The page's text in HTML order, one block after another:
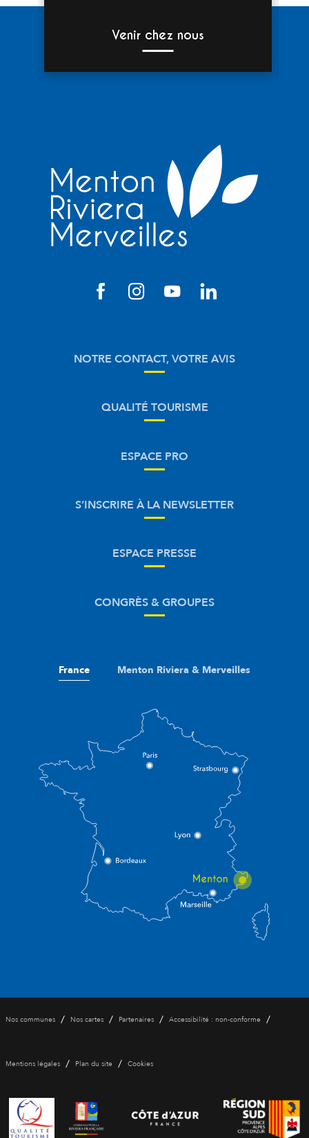
Venir chez nous
NOTRE CONTACT, VOTRE AVIS
QUALITÉ TOURISME
ESPACE PRO
S’INSCRIRE À LA NEWSLETTER
ESPACE PRESSE
CONGRÈS & GROUPES
France Menton Riviera & Merveilles
Nos communes / Nos cartes / Partenaires / Accessibilité : non-conforme /
Mentions légales / Plan du site / Cookies